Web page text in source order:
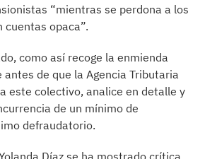
“mientras se perdona a los
cuentas opaca”.
como así recoge la enmienda
de que la Agencia Tributaria
este colectivo, analice en detalle y
de un mínimo de
defraudatorio.
Díaz se ha mostrado crítica